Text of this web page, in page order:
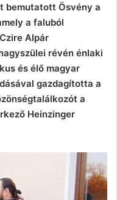
bemutatott Ösvény a
a faluból
Alpár
révén énlaki
és élő magyar
gazdagította a
a
Heinzinger